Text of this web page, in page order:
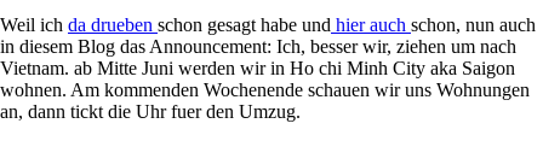
Weil ich da drueben schon gesagt habe und hier auch schon, nun auch
in diesem Blog das Announcement: Ich, besser wir, ziehen um nach
Vietnam. ab Mitte Juni werden wir in Ho chi Minh City aka Saigon
wohnen. Am kommenden Wochenende schauen wir uns Wohnungen
an, dann tickt die Uhr fuer den Umzug.